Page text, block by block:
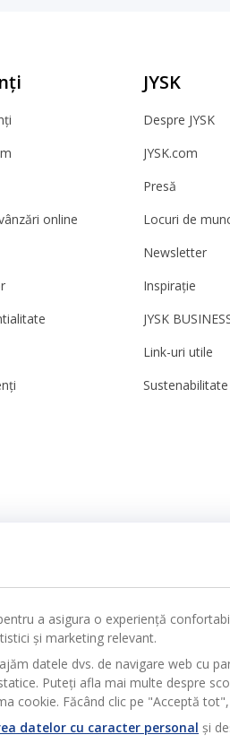
online
JYSK
Despre JYSK
JYSK.com
Presă
Locuri de
Newsletter
Inspirație
JYSK
Link-uri utile
Sustenabilitate
a asigura o experiență
și marketing relevant.
datele dvs. de navigare web cu
Puteți afla mai multe despre
cookie. Făcând clic pe "Acceptă
datelor cu caracter personal și